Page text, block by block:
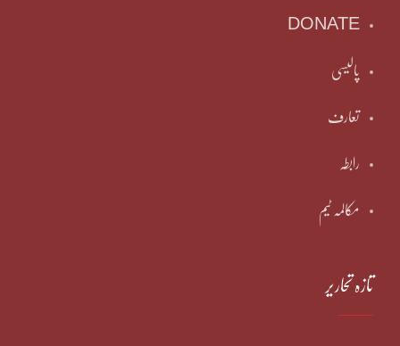
DONATE
پالیسی
تعارف
رابطہ
مکالمہ ٹیم
تازہ تحاریر